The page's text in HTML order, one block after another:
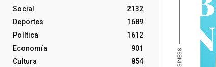
Social
2132
Deportes
1689
Política
1612
Economía
901
Cultura
854